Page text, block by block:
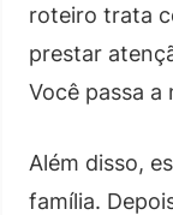
roteiro trata
prestar
Você passa a
Além disso,
família.